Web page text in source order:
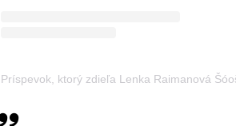
Príspevok, ktorý zdieľa Lenka Raimanová